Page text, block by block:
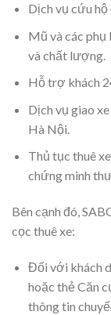
Dịch vụ cứu
Mũ và các phụ
và chất lượng.
Hỗ trợ khách
Dịch vụ giao
Hà Nội.
Thủ tục thuê
chứng minh
Bên cạnh đó,
cọc thuê xe:
Đối với khách
hoặc thẻ Căn
thông tin